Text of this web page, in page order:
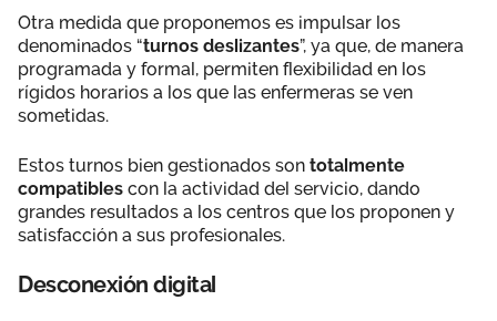
Otra medida que proponemos es impulsar los
denominados “turnos deslizantes”, ya que, de manera
programada y formal, permiten flexibilidad en los
rígidos horarios a los que las enfermeras se ven
sometidas.
Estos turnos bien gestionados son totalmente
compatibles con la actividad del servicio, dando
grandes resultados a los centros que los proponen y
satisfacción a sus profesionales.
Desconexión digital